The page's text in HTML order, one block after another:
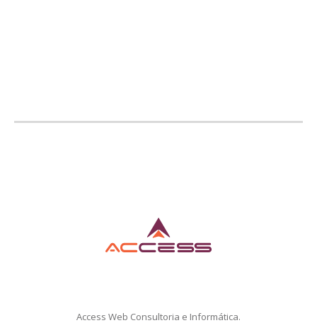
Access Web Consultoria e Informática.